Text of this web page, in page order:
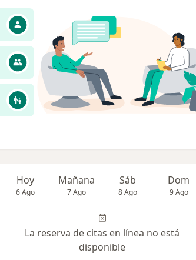
Hoy
6 Ago
Mañana
7 Ago
Sáb
8 Ago
Dom
9 Ago
La reserva de citas en línea no está
disponible